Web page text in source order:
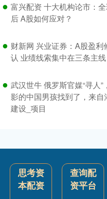
富兴配资 十大机构论市：
后 A股如何应对？
财新网 兴业证券：A股盈利
认 业绩线索集中在三条主线
武汉世牛 俄罗斯官媒“寻人
影的中国男孩找到了，来自
建设_项目
思考资
本配资
查询配
资平台